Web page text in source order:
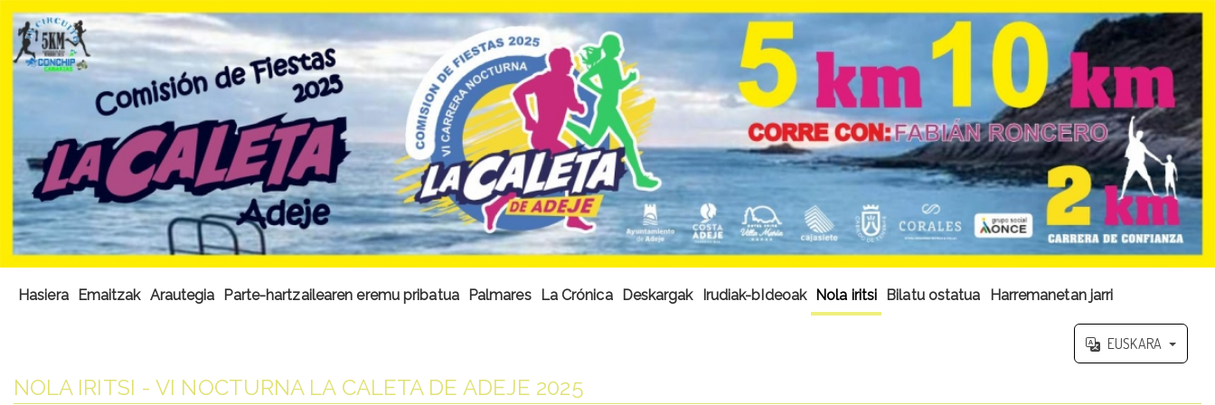
Hasiera Emaitzak Arautegia Parte-hartzailearen eremu pribatua Palmares La Crónica Deskargak Irudiak-bIdeoak Nola iritsi Bilatu ostatua Harremanetan jarri
EUSKARA
NOLA IRITSI - VI NOCTURNA LA CALETA DE ADEJE 2025